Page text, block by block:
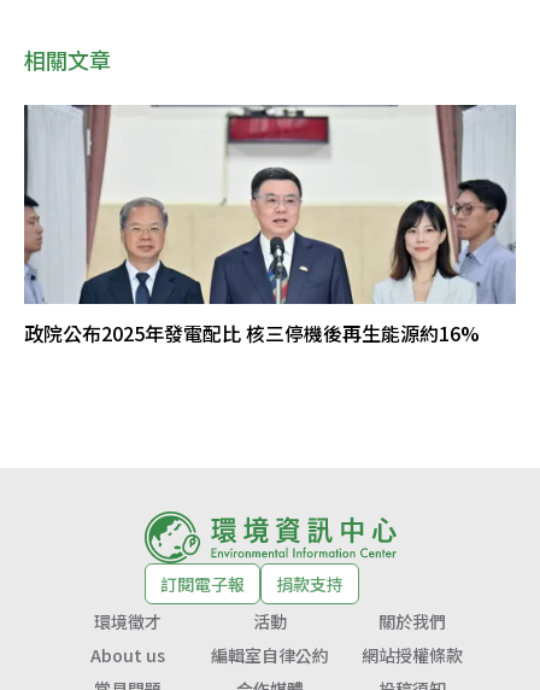
相關文章
政院公布2025年發電配比 核三停機後再生能源約16%
訂閱電子報
捐款支持
環境徵才
活動
關於我們
About us
編輯室自律公約
網站授權條款